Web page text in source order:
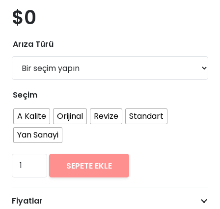
$0
Arıza Türü
Seçim
A Kalite
Orijinal Revize
Standart
Yan Sanayi
Samsung
Galaxy
J2
(2016)
SEPETE EKLE
Fiyatlar